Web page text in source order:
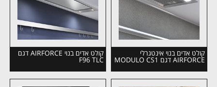
קולט אדים בנוי אינטגרלי
AIRFORCE דגם MODULO CS1
קולט אדים בנוי AIRFORCE דגם
F96 TLC